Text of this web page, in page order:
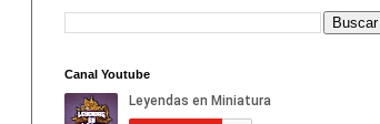
Canal Youtube